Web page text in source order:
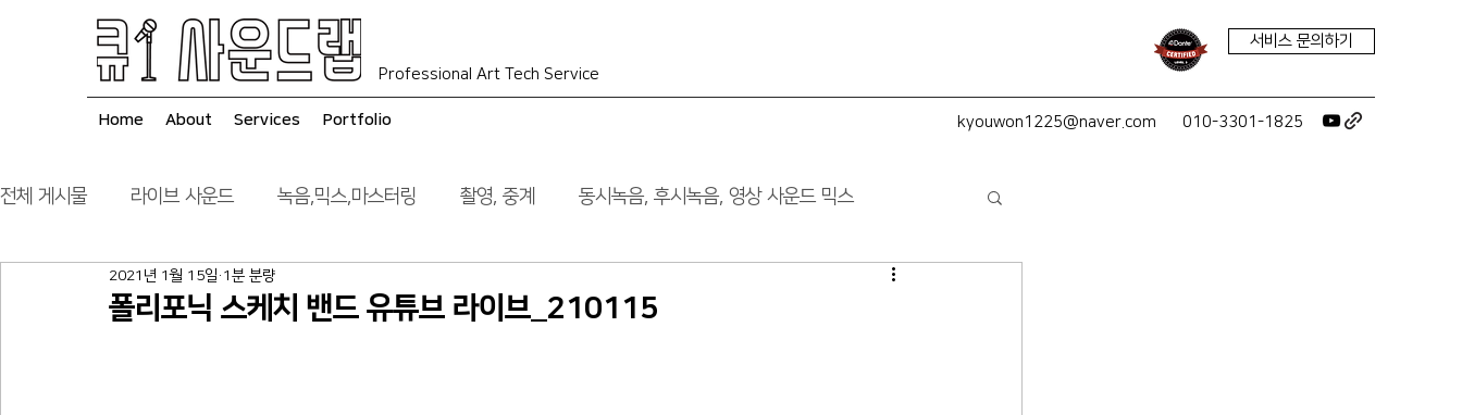
Professional Art Tech Service
서비스 문의하기
Home About Services Portfolio kyouwon1225@naver.com 010-3301-1825
전체 게시물 라이브 사운드 녹음,믹스,마스터링 촬영, 중계 동시녹음, 후시녹음, 영상 사운드 믹스
음향 시스템 컨설팅 시공
폴리포닉 스케치 밴드 유튜브 라이브_210115
2021년 1월 15일 1분 분량